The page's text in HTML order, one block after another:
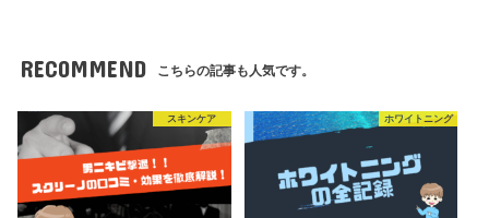
RECOMMEND こちらの記事も人気です。
スキンケア ホワイトニング